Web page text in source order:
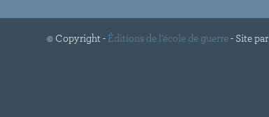
© Copyright - Éditions de l'école de guerre - Site par